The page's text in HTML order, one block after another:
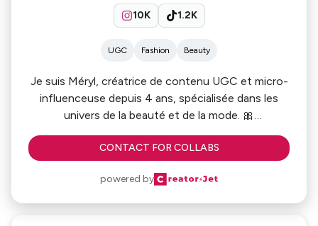
10K 1.2K
UGC Fashion Beauty
Je suis Méryl, créatrice de contenu UGC et micro-
influenceuse depuis 4 ans, spécialisée dans les
univers de la beauté et de la mode. 🎀
J’ai déjà travaillé avec + de 60 marques.
CONTACT FOR COLLABS
powered by